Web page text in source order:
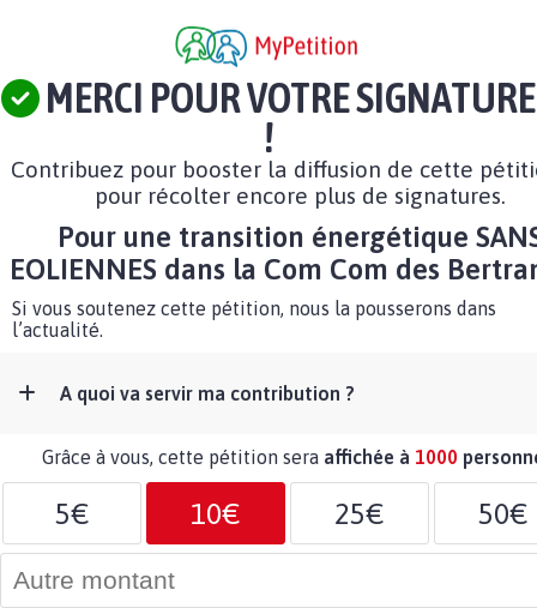
MERCI POUR VOTRE SIGNATURE
!
Contribuez pour booster la diffusion de cette
pour récolter encore plus de signatures.
Pour une transition énergétique
EOLIENNES dans la Com Com des
Si vous soutenez cette pétition, nous la pousserons dans
l’actualité.
A quoi va servir ma contribution ?
Grâce à vous, cette pétition sera affichée à 1000
5€ 10€ 25€ 50€